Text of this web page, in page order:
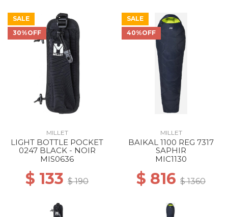
SALE
30%OFF
MILLET
LIGHT BOTTLE POCKET
0247 BLACK - NOIR
MIS0636
$ 133 $ 190
SALE
40%OFF
MILLET
BAIKAL 1100 REG 7317
SAPHIR
MIC1130
$ 816 $ 1360